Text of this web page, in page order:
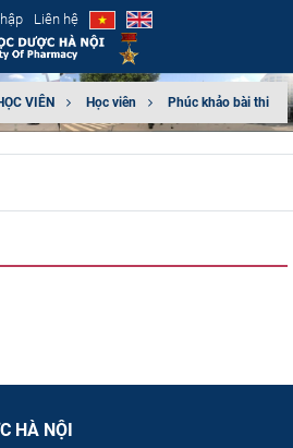
Liên hệ
VIÊN Học viên Phúc khảo bài thi
HÀ NỘI